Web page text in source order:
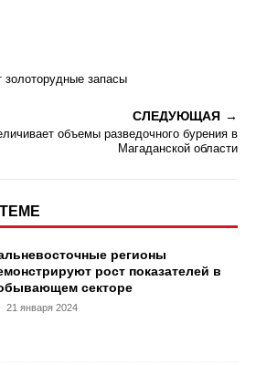
золоторудные запасы
СЛЕДУЮЩАЯ
объемы разведочного бурения в
Магаданской области
регионы
рост показателей в
секторе
21 января 2024